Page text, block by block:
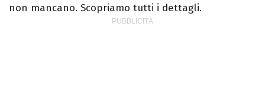
non mancano. Scopriamo tutti i dettagli.